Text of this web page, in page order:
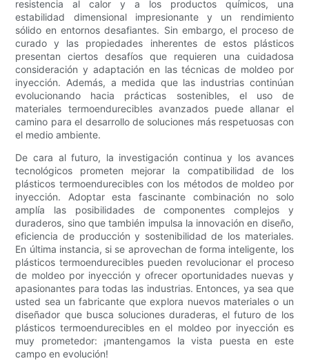
resistencia al calor y a los productos químicos, una
estabilidad dimensional impresionante y un rendimiento
sólido en entornos desafiantes. Sin embargo, el proceso de
curado y las propiedades inherentes de estos plásticos
presentan ciertos desafíos que requieren una cuidadosa
consideración y adaptación en las técnicas de moldeo por
inyección. Además, a medida que las industrias continúan
evolucionando hacia prácticas sostenibles, el uso de
materiales termoendurecibles avanzados puede allanar el
camino para el desarrollo de soluciones más respetuosas con
el medio ambiente.
De cara al futuro, la investigación continua y los avances
tecnológicos prometen mejorar la compatibilidad de los
plásticos termoendurecibles con los métodos de moldeo por
inyección. Adoptar esta fascinante combinación no solo
amplía las posibilidades de componentes complejos y
duraderos, sino que también impulsa la innovación en diseño,
eficiencia de producción y sostenibilidad de los materiales.
En última instancia, si se aprovechan de forma inteligente, los
plásticos termoendurecibles pueden revolucionar el proceso
de moldeo por inyección y ofrecer oportunidades nuevas y
apasionantes para todas las industrias. Entonces, ya sea que
usted sea un fabricante que explora nuevos materiales o un
diseñador que busca soluciones duraderas, el futuro de los
plásticos termoendurecibles en el moldeo por inyección es
muy prometedor: ¡mantengamos la vista puesta en este
campo en evolución!